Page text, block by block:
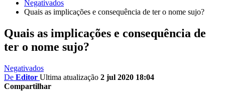
Negativados
Quais as implicações e consequência de ter o nome sujo?
Quais as implicações e consequência de
ter o nome sujo?
Negativados
De Editor Ultima atualização 2 jul 2020 18:04
Compartilhar